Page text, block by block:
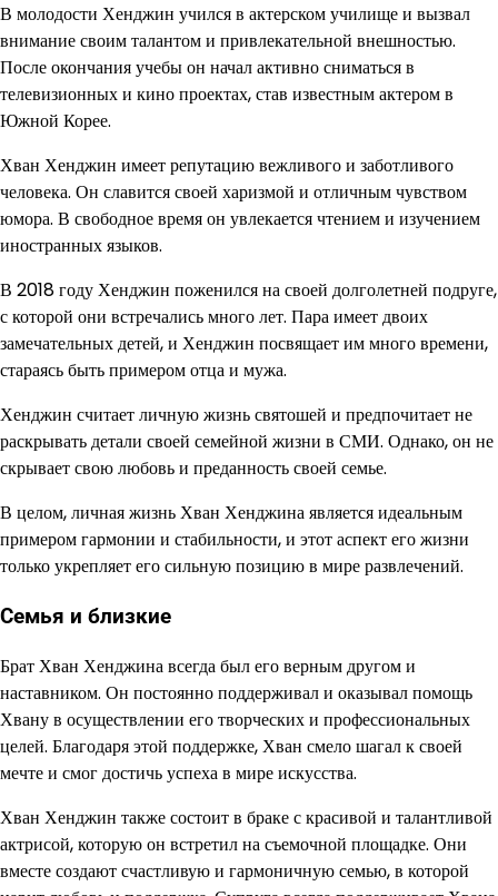
В молодости Хенджин учился в актерском училище и вызвал
внимание своим талантом и привлекательной внешностью.
После окончания учебы он начал активно сниматься в
телевизионных и кино проектах, став известным актером в
Южной Корее.
Хван Хенджин имеет репутацию вежливого и заботливого
человека. Он славится своей харизмой и отличным чувством
юмора. В свободное время он увлекается чтением и изучением
иностранных языков.
В 2018 году Хенджин поженился на своей долголетней подруге,
с которой они встречались много лет. Пара имеет двоих
замечательных детей, и Хенджин посвящает им много времени,
стараясь быть примером отца и мужа.
Хенджин считает личную жизнь святошей и предпочитает не
раскрывать детали своей семейной жизни в СМИ. Однако, он не
скрывает свою любовь и преданность своей семье.
В целом, личная жизнь Хван Хенджина является идеальным
примером гармонии и стабильности, и этот аспект его жизни
только укрепляет его сильную позицию в мире развлечений.
Семья и близкие
Брат Хван Хенджина всегда был его верным другом и
наставником. Он постоянно поддерживал и оказывал помощь
Хвану в осуществлении его творческих и профессиональных
целей. Благодаря этой поддержке, Хван смело шагал к своей
мечте и смог достичь успеха в мире искусства.
Хван Хенджин также состоит в браке с красивой и талантливой
актрисой, которую он встретил на съемочной площадке. Они
вместе создают счастливую и гармоничную семью, в которой